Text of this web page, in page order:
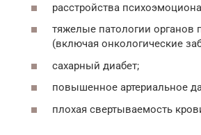
расстройства
тяжелые патологии органов
(включая онкологические
сахарный диабет;
повышенное артериальное
плохая свертываемость